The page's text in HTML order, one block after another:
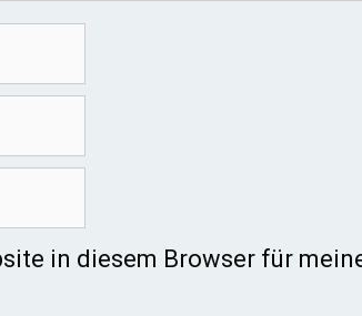
in diesem Browser für